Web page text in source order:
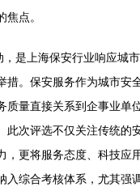
点。
，是上海保安行业响应城
措。保安服务作为城市安
质量直接关系到企事业单
此次评选不仅关注传统的
，更将服务态度、科技应
入综合考核体系，尤其强